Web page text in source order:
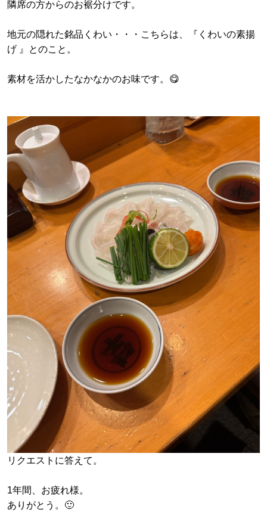
隣席の方からのお裾分けです。
地元の隠れた銘品くわい・・・こちらは、『くわいの素揚
げ 』とのこと。
素材を活かしたなかなかのお味です。😋
リクエストに答えて。
1年間、お疲れ様。
ありがとう。🙂